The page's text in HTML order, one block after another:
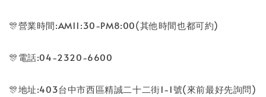
🎊營業時間:AM11:30-PM8:00(其他時間也都可約)
🎊電話:04-2320-6600
🎊地址:403台中市西區精誠二十二街1-1號(來前最好先詢問)